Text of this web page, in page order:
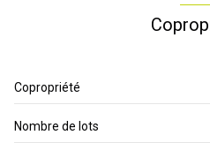
vue avenue des Sergents
interphone
Copropriété
Nombre de lots